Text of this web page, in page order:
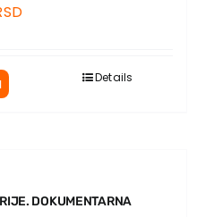
Details
DOKUMENTARNA